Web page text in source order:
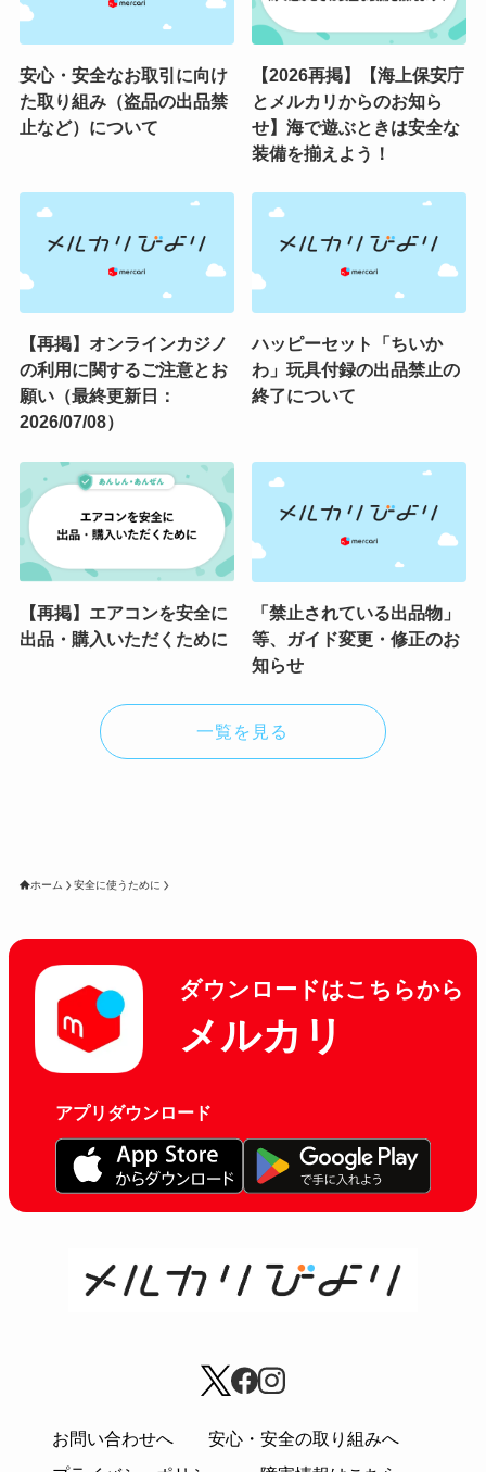
安心・安全なお取引に向け
た取り組み（盗品の出品禁
止など）について
【2026再掲】【海上保安庁
とメルカリからのお知ら
せ】海で遊ぶときは安全な
装備を揃えよう！
【再掲】オンラインカジノ
の利用に関するご注意とお
願い（最終更新日：
2026/07/08）
ハッピーセット「ちいか
わ」玩具付録の出品禁止の
終了について
【再掲】エアコンを安全に
出品・購入いただくために
「禁止されている出品物」
等、ガイド変更・修正のお
知らせ
一覧を見る
ホーム 安全に使うために
ダウンロードはこちらから
メルカリ
アプリダウンロード
お問い合わせへ
安心・安全の取り組みへ